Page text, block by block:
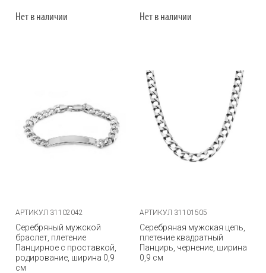
Нет в наличии Нет в наличии
АРТИКУЛ 31102042
Серебряный мужской
браслет, плетение
Панцирное с проставкой,
родирование, ширина 0,9
см
АРТИКУЛ 31101505
Серебряная мужская цепь,
плетение квадратный
Панцирь, чернение, ширина
0,9 см